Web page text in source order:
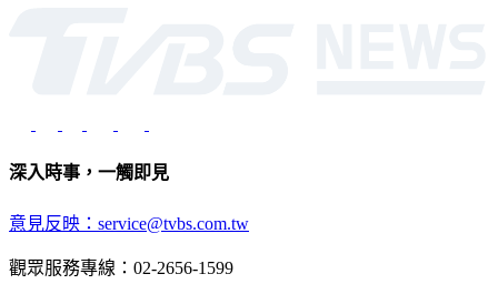
深入時事，一觸即見
意見反映：service@tvbs.com.tw
觀眾服務專線：02-2656-1599